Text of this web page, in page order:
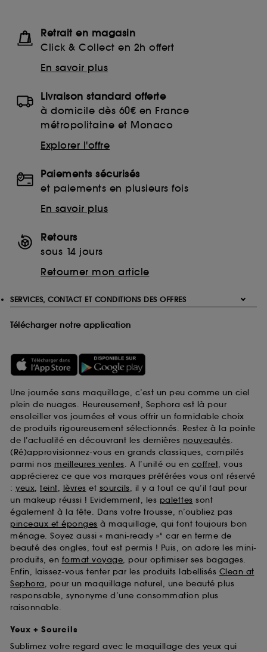
Retrait en magasin
Click & Collect en 2h offert
En savoir plus
Livraison standard offerte
à domicile dès 60€ en France
métropolitaine et Monaco
Explorer l'offre
Paiements sécurisés
et paiements en plusieurs fois
En savoir plus
Retours
sous 14 jours
Retourner mon article
SERVICES, CONTACT ET CONDITIONS DES OFFRES
Télécharger notre application
Une journée sans maquillage, c’est un peu comme un ciel
plein de nuages. Heureusement, Sephora est là pour
ensoleiller vos journées et vous offrir un formidable choix
de produits rigoureusement sélectionnés. Restez à la pointe
de l’actualité en découvrant les dernières nouveautés.
(Ré)approvisionnez-vous en grands classiques, compilés
parmi nos meilleures ventes. A l’unité ou en coffret, vous
apprécierez ce que vos marques préférées vous ont réservé
: yeux, teint, lèvres et sourcils, il y a tout ce qu’il faut pour
un makeup réussi ! Evidemment, les palettes sont
également à la fête. Dans votre trousse, n’oubliez pas
pinceaux et éponges à maquillage, qui font toujours bon
ménage. Soyez aussi « mani-ready »* car en terme de
beauté des ongles, tout est permis ! Puis, on adore les mini-
produits, en format voyage, pour optimiser ses bagages.
Enfin, laissez-vous tenter par les produits labellisés Clean at
Sephora, pour un maquillage naturel, une beauté plus
responsable, synonyme d’une consommation plus
raisonnable.
Yeux + Sourcils
Sublimez votre regard avec le maquillage des yeux qui